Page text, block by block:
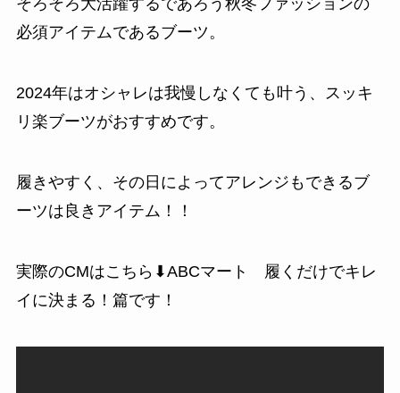
そろそろ大活躍するであろう秋冬ファッションの
必須アイテムであるブーツ。
2024年はオシャレは我慢しなくても叶う、スッキ
リ楽ブーツがおすすめです。
履きやすく、その日によってアレンジもできるブ
ーツは良きアイテム！！
実際のCMはこちら⬇ABCマート 履くだけでキレ
イに決まる！ 篇です！